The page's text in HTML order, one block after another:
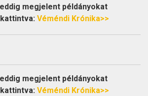
megjelent példányokat
Véméndi Krónika>>
megjelent példányokat
Véméndi Krónika>>